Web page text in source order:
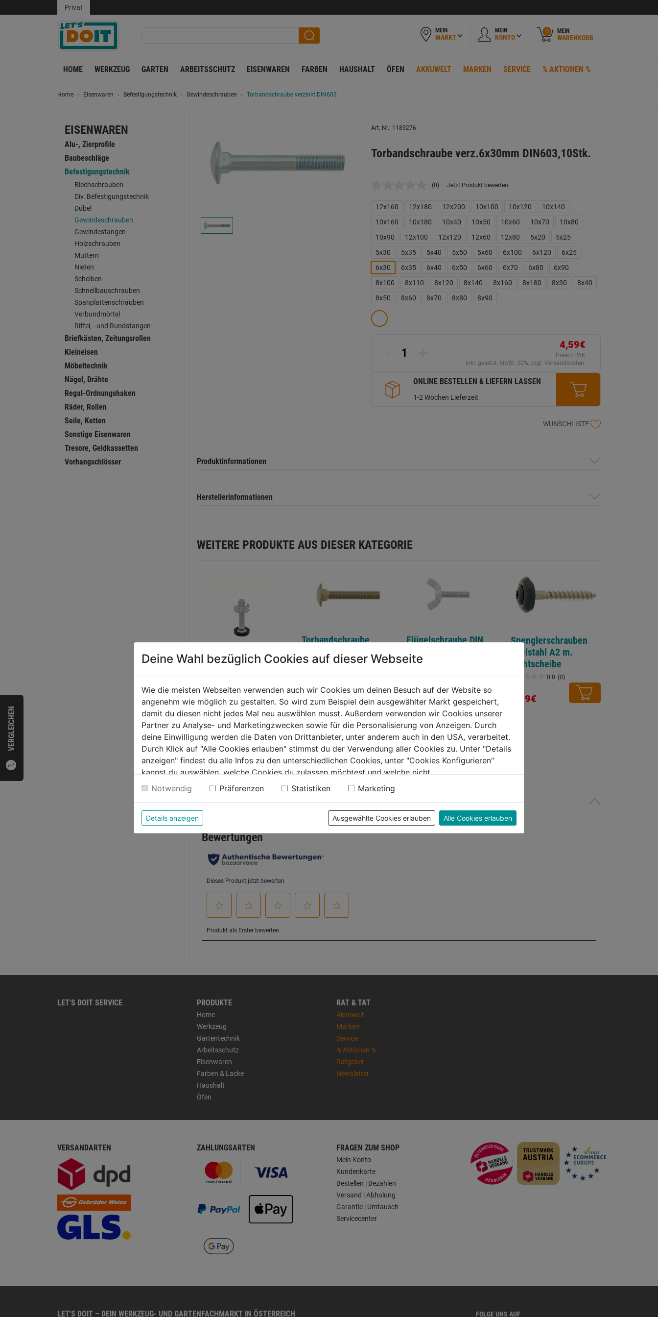
VERGLEICHEN
Privat
MEIN
MARKT
MEIN
KONTO
0 MEIN
WARENKORB
HOME WERKZEUG GARTEN ARBEITSSCHUTZ EISENWAREN FARBEN HAUSHALT ÖFEN AKKUWELT MARKEN SERVICE % AKTIONEN %
Home Eisenwaren Befestigungstechnik Gewindeschrauben Torbandschraube verzinkt DIN603
EISENWAREN
Alu-, Zierprofile
Baubeschläge
Befestigungstechnik
Blechschrauben
Div. Befestigungstechnik
Dübel
Gewindeschrauben
Gewindestangen
Holzschrauben
Muttern
Nieten
Scheiben
Schnellbauschrauben
Spanplattenschrauben
Verbundmörtel
Riffel, - und Rundstangen
Briefkästen, Zeitungsrollen
Kleineisen
Möbeltechnik
Nägel, Drähte
Regal-Ordnungshaken
Räder, Rollen
Seile, Ketten
Sonstige Eisenwaren
Tresore, Geldkassetten
Vorhangschlösser
Art. Nr.: 1189276
Torbandschraube verz.6x30mm DIN603,10Stk.
Kein
Link
auf
derselben
(0) Jetzt Produkt bewerten
12x160 12x180 12x200 10x100 10x120
10x140
10x160
10x180 10x40 10x50 10x60 10x70
10x80
10x90
12x100 12x120 12x60 12x80 5x20
5x25
5x30
5x35 5x40 5x50 5x60 6x100 6x120
6x25
6x30
6x35 6x40 6x50 6x60 6x70 6x80
6x90
8x100
8x110 8x120 8x140 8x160 8x180 8x30
8x40
8x50
8x60 8x70 8x80 8x90
4,59€
Preis / PAK
inkl. gesetzl. MwSt. 20%, zzgl. Versandkosten.
ONLINE BESTELLEN & LIEFERN LASSEN
1-2 Wochen Lieferzeit
WUNSCHLISTE
Produktinformationen
Herstellerinformationen
WEITERE PRODUKTE AUS DIESER KATEGORIE
Sockelverstelschr.M8
x45mm
m.Einschlagmutter,2St
k.
0.0 (0)
0.0
von
5
Sternen.
5,29€
Torbandschraube
Edelstahl A2 DIN603
m. Muttern
0.0 (0)
von
5
Sternen.
5,29€
Flügelschraube DIN
316 verzinkt
0.0 (0)
von
5
Sternen.
5,29€
Spenglerschrauben
Edelstahl A2 m.
Dichtscheibe
0.0 (0)
6,29€
Bewertung
LET'S DOIT SERVICE PRODUKTE
Home
Werkzeug
Gartentechnik
Arbeitsschutz
Eisenwaren
Farben & Lacke
Haushalt
Öfen
RAT & TAT
Akkuwelt
Marken
Service
% Aktionen %
Ratgeber
Newsletter
VERSANDARTEN ZAHLUNGSARTEN FRAGEN ZUM SHOP
Mein Konto
Kundenkarte
Bestellen | Bezahlen
Versand | Abholung
Garantie | Umtausch
Servicecenter
LET'S DOIT – DEIN WERKZEUG- UND GARTENFACHMARKT IN ÖSTERREICH FOLGE UNS AUF
Deine Wahl bezüglich Cookies auf dieser Webseite
Wie die meisten Webseiten verwenden auch wir Cookies um deinen Besuch auf der Website so
angenehm wie möglich zu gestalten. So wird zum Beispiel dein ausgewählter Markt gespeichert,
damit du diesen nicht jedes Mal neu auswählen musst. Außerdem verwenden wir Cookies unserer
Partner zu Analyse- und Marketingzwecken sowie für die Personalisierung von Anzeigen. Durch
deine Einwilligung werden die Daten von Drittanbieter, unter anderem auch in den USA, verarbeitet.
Durch Klick auf "Alle Cookies erlauben" stimmst du der Verwendung aller Cookies zu. Unter "Details
anzeigen" findest du alle Infos zu den unterschiedlichen Cookies, unter "Cookies Konfigurieren"
kannst du auswählen, welche Cookies du zulassen möchtest und welche nicht.
Weitere Informationen findest du in unserer Datenschutzerklärung
Notwendig Präferenzen Statistiken Marketing
Details anzeigen Ausgewählte Cookies erlauben Alle Cookies erlauben